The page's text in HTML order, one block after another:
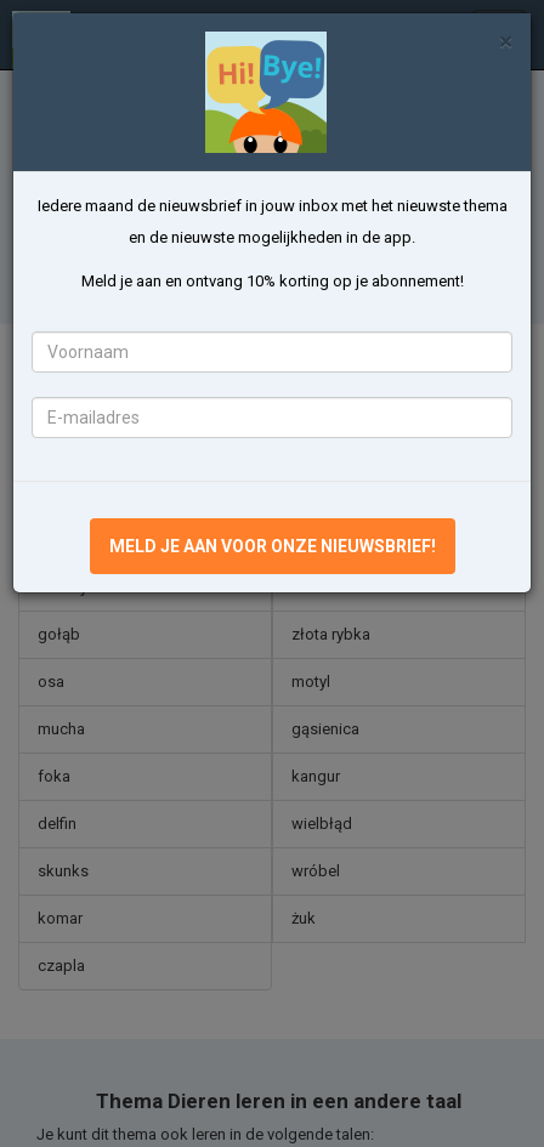
In
Talen Leren met Emma
Thema Dieren leren in het Pools
Leer kinderen makkelijk en snel 19 woorden
van het thema Dieren met onze app
Zie je al die mooie dieren? Welke ken je al? Leer ze allemaal! Leer 19
chomik
gołąb złota rybka
osa motyl
mucha gąsienica
foka kangur
delfin wielbłąd
skunks wróbel
komar żuk
czapla
Thema Dieren leren in een andere taal
Je kunt dit thema ook leren in de volgende talen:
×
Iedere maand de nieuwsbrief in jouw inbox met het nieuwste thema
en de nieuwste mogelijkheden in de app.
Meld je aan en ontvang 10% korting op je abonnement!
MELD JE AAN VOOR ONZE NIEUWSBRIEF!